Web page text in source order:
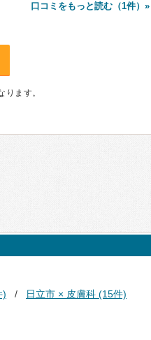
口コミをもっと読む（1件）»
ます。
) 日立市 × 皮膚科 (15件)